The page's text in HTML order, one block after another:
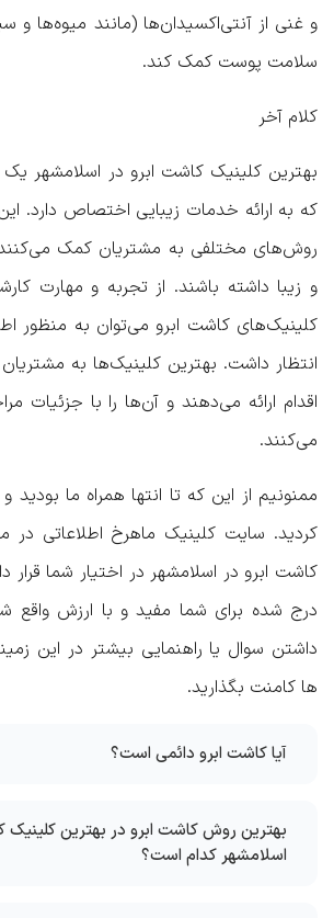
و غنی از آنتی‌اکسیدان‌ها (مانند میوه‌ها و
سلامت پوست کمک کند.
کلام آخر
بهترین کلینیک کاشت ابرو در اسلامشهر یک
که به ارائه خدمات زیبایی اختصاص دارد.
روش‌های مختلفی به مشتریان کمک می‌کنند
و زیبا داشته باشند. از تجربه و مهارت
کلینیک‌های کاشت ابرو می‌توان به منظور
انتظار داشت. بهترین کلینیک‌ها به
اقدام ارائه می‌دهند و آن‌ها را با جزئیات
می‌کنند.
ممنونیم از این که تا انتها همراه ما بودید
کردید. سایت کلینیک ماهرخ اطلاعاتی در
کاشت ابرو در اسلامشهر در اختیار شما قرار
درج شده برای شما مفید و با ارزش واقع
داشتن سوال یا راهنمایی بیشتر در این
ها کامنت بگذارید.
آیا کاشت ابرو دائمی است؟
بهترین روش کاشت ابرو در بهترین کلینیک
اسلامشهر کدام است؟